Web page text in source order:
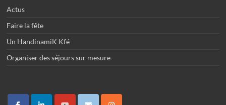
Actus
Faire la fête
Un HandinamiK Kfé
Organiser des séjours sur mesure